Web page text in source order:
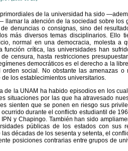
de la universidad ha sido
llamar la atención de la sociedad sobre los
denuncias o consignas, sino del
más diversos temas disciplinarios. Ello
normal en una democracia, molesta a
función crítica, las universidades han
censura, hasta restricciones
democráticos es el derecho a la
orden social. No obstante las amenazas o
los establecimientos universitarios.
de la UNAM ha habido episodios en los
situaciones por las que ha atravesado
sienten que se ponen en riesgo sus
durante el conflicto estudiantil de
y Chapingo. También han sido
públicas de los estados con sus
décadas de los sesenta y setenta, el
posiciones contrarias entre grupos de